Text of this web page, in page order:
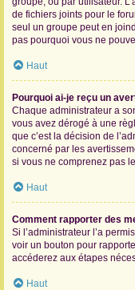
de fichiers joints pour le
seul un groupe peut en
pas pourquoi vous ne
Haut
Pourquoi ai-je reçu un
Chaque administrateur a
vous avez dérogé à une
que c’est la décision de
concerné par les
si vous ne comprenez pas
Haut
Comment rapporter des
Si l’administrateur l’a
voir un bouton pour
accéderez aux étapes
Haut